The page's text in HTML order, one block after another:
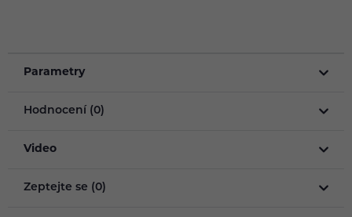
Parametry
Hodnocení (0)
Video
Zeptejte se (0)